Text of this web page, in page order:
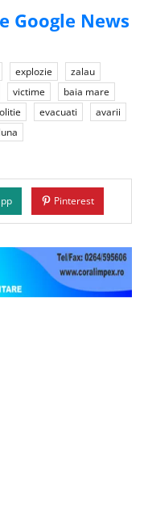
Google News
explozie
zalau
victime
baia mare
evacuati
avarii
luna
Pinterest